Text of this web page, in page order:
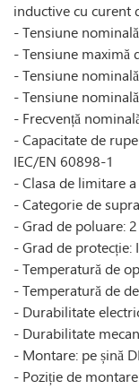
inductive cu curent
- Tensiune
- Tensiune maximă
- Tensiune
- Tensiune
- Frecvență
- Capacitate de
IEC/EN 60898-1
- Clasa de limitare
- Categorie de
- Grad de poluare: 2
- Grad de protecție:
- Temperatură de
- Temperatură de
- Durabilitate
- Durabilitate
- Montare: pe șină
- Poziție de